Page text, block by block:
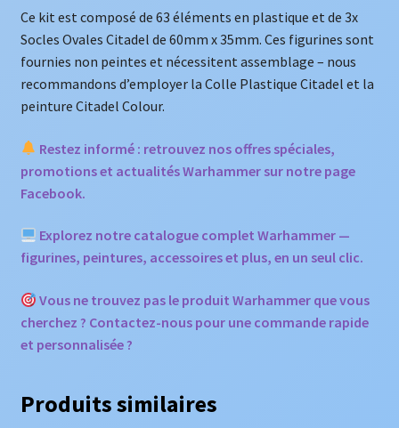
Ce kit est composé de 63 éléments en plastique et de 3x
Socles Ovales Citadel de 60mm x 35mm. Ces figurines sont
fournies non peintes et nécessitent assemblage – nous
recommandons d’employer la Colle Plastique Citadel et la
peinture Citadel Colour.
Restez informé : retrouvez nos offres spéciales,
promotions et actualités Warhammer sur notre page
Facebook.
Explorez notre catalogue complet Warhammer —
figurines, peintures, accessoires et plus, en un seul clic.
Vous ne trouvez pas le produit Warhammer que vous
cherchez ? Contactez-nous pour une commande rapide
et personnalisée ?
Produits similaires